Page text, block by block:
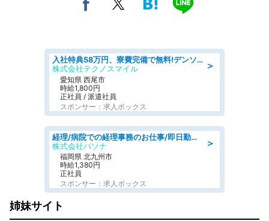
＞
入社特典58万円、寮費完備で無料!デンソーで働こう!自動車工場で小型部品の検査業務 denso aichi
株式会社テクノスマイル
愛知県 西尾市
時給1,800円
正社員 / 派遣社員
スポンサー：求人ボックス
＞
経理/病院での経理事務のお仕事/即日勤務可/車通勤可/経理/一般事務
株式会社パソナ
福岡県 北九州市
時給1,380円
正社員
スポンサー：求人ボックス
姉妹サイト